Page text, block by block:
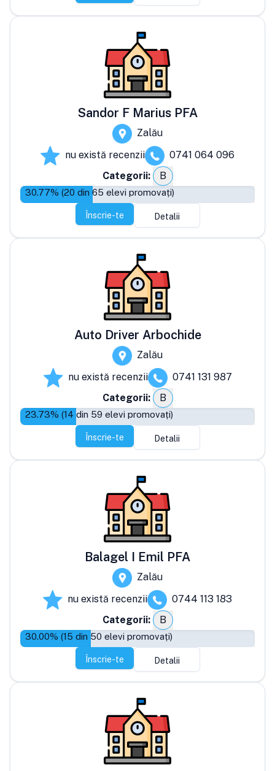
Sandor F Marius PFA
Zalău
nu există recenzii
0741 064 096
Categorii:
B
30.77% (20 din 65 elevi promovați)
Înscrie-te Detalii
Auto Driver Arbochide
Zalău
nu există recenzii
0741 131 987
Categorii:
B
23.73% (14 din 59 elevi promovați)
Înscrie-te Detalii
Balagel I Emil PFA
Zalău
nu există recenzii
0744 113 183
Categorii:
B
30.00% (15 din 50 elevi promovați)
Înscrie-te Detalii